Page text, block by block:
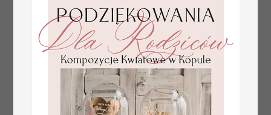
numerki na stół weselny
z tłoczonymi kwiatami,
eleganckie numerki na
stoły weselne, tłoczone
numerki na stół weselny,
dekoracja stołów
weselnych tłoczone
Promocja:
10 PLN / 13.00 PLN